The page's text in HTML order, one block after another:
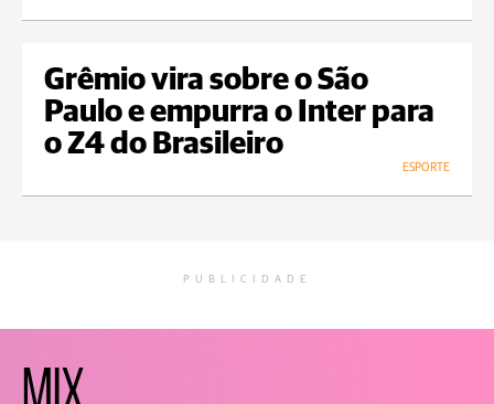
Grêmio vira sobre o São
Paulo e empurra o Inter para
o Z4 do Brasileiro
ESPORTE
PUBLICIDADE
MIX